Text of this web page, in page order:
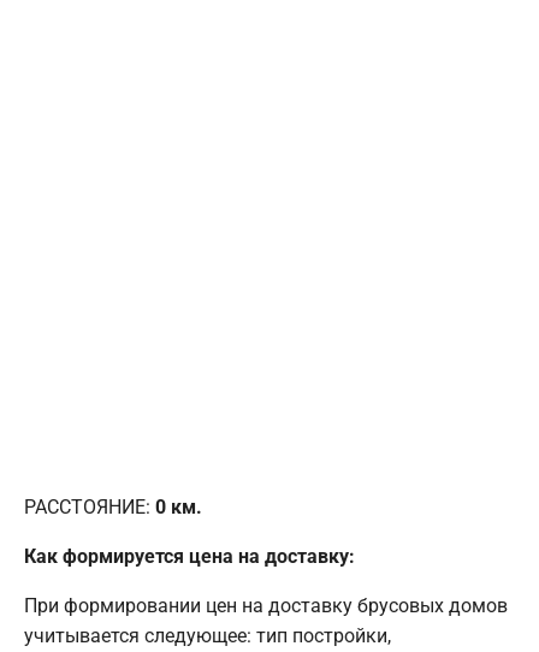
РАССТОЯНИЕ: 0 км.
Как формируется цена на доставку:
При формировании цен на доставку брусовых домов
учитывается следующее: тип постройки,